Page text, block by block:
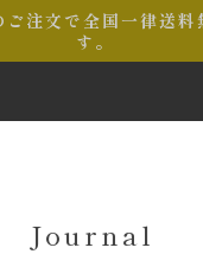
注文で全国一律送料
す。
Journal